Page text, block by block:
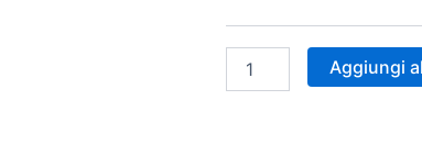
Aggiungi